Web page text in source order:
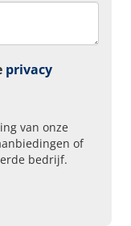
privacy
van onze
of
bedrijf.